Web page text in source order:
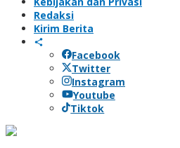
Redaksi
Kirim Berita
Facebook
Twitter
Instagram
Youtube
Tiktok